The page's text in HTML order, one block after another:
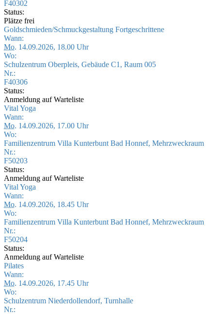
F40302
Status:
Plätze frei
Goldschmieden/Schmuckgestaltung Fortgeschrittene
Wann:
Mo. 14.09.2026, 18.00 Uhr
Wo:
Schulzentrum Oberpleis, Gebäude C1, Raum 005
Nr.:
F40306
Status:
Anmeldung auf Warteliste
Vital Yoga
Wann:
Mo. 14.09.2026, 17.00 Uhr
Wo:
Familienzentrum Villa Kunterbunt Bad Honnef, Mehrzweckraum
Nr.:
F50203
Status:
Anmeldung auf Warteliste
Vital Yoga
Wann:
Mo. 14.09.2026, 18.45 Uhr
Wo:
Familienzentrum Villa Kunterbunt Bad Honnef, Mehrzweckraum
Nr.:
F50204
Status:
Anmeldung auf Warteliste
Pilates
Wann:
Mo. 14.09.2026, 17.45 Uhr
Wo:
Schulzentrum Niederdollendorf, Turnhalle
Nr.: